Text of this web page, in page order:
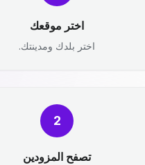
اختر موقعك
اختر بلدك ومدينتك.
2
تصفح المزودين